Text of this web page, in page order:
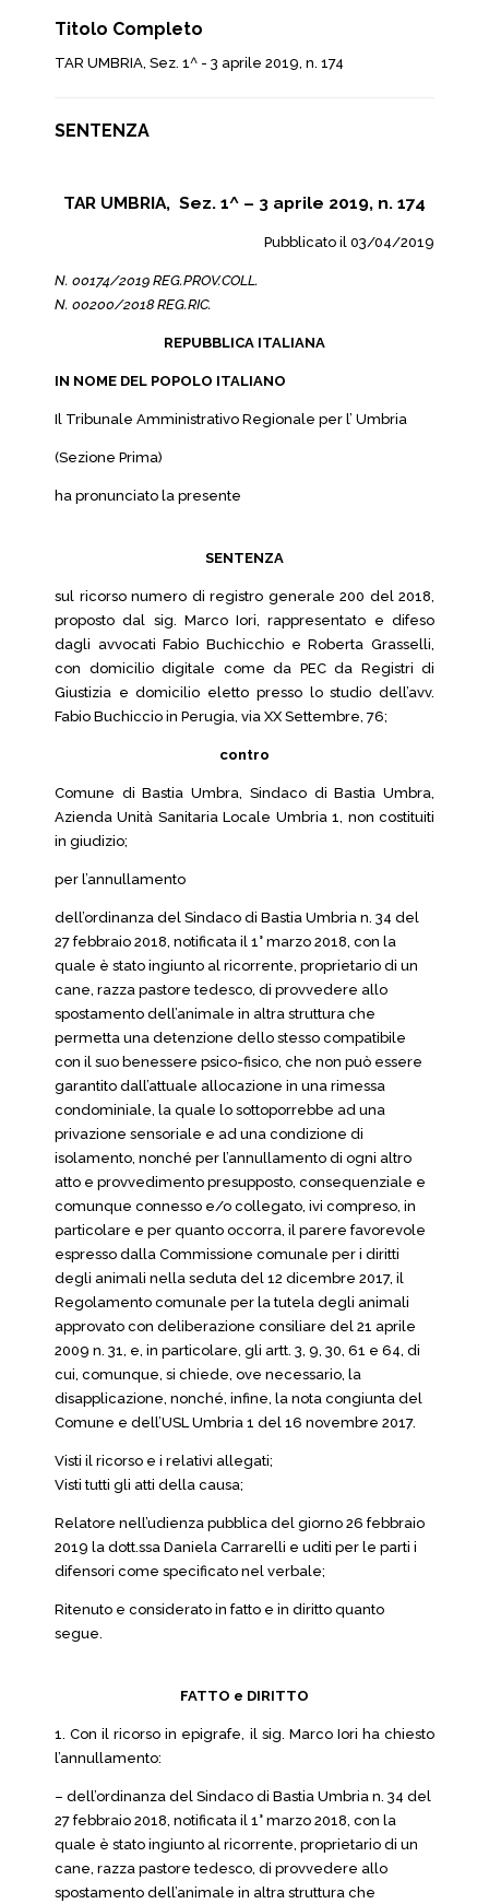
Titolo Completo
TAR UMBRIA, Sez. 1^ - 3 aprile 2019, n. 174
SENTENZA
TAR UMBRIA, Sez. 1^ – 3 aprile 2019, n. 174
Pubblicato il 03/04/2019
N. 00174/2019 REG.PROV.COLL.
N. 00200/2018 REG.RIC.
REPUBBLICA ITALIANA
IN NOME DEL POPOLO ITALIANO
Il Tribunale Amministrativo Regionale per l’ Umbria
(Sezione Prima)
ha pronunciato la presente
SENTENZA
sul ricorso numero di registro generale 200 del 2018,
proposto dal sig. Marco Iori, rappresentato e difeso
dagli avvocati Fabio Buchicchio e Roberta Grasselli,
con domicilio digitale come da PEC da Registri di
Giustizia e domicilio eletto presso lo studio dell’avv.
Fabio Buchiccio in Perugia, via XX Settembre, 76;
contro
Comune di Bastia Umbra, Sindaco di Bastia Umbra,
Azienda Unità Sanitaria Locale Umbria 1, non costituiti
in giudizio;
per l’annullamento
dell’ordinanza del Sindaco di Bastia Umbria n. 34 del
27 febbraio 2018, notificata il 1° marzo 2018, con la
quale è stato ingiunto al ricorrente, proprietario di un
cane, razza pastore tedesco, di provvedere allo
spostamento dell’animale in altra struttura che
permetta una detenzione dello stesso compatibile
con il suo benessere psico-fisico, che non può essere
garantito dall’attuale allocazione in una rimessa
condominiale, la quale lo sottoporrebbe ad una
privazione sensoriale e ad una condizione di
isolamento, nonché per l’annullamento di ogni altro
atto e provvedimento presupposto, consequenziale e
comunque connesso e/o collegato, ivi compreso, in
particolare e per quanto occorra, il parere favorevole
espresso dalla Commissione comunale per i diritti
degli animali nella seduta del 12 dicembre 2017, il
Regolamento comunale per la tutela degli animali
approvato con deliberazione consiliare del 21 aprile
2009 n. 31, e, in particolare, gli artt. 3, 9, 30, 61 e 64, di
cui, comunque, si chiede, ove necessario, la
disapplicazione, nonché, infine, la nota congiunta del
Comune e dell’USL Umbria 1 del 16 novembre 2017.
Visti il ricorso e i relativi allegati;
Visti tutti gli atti della causa;
Relatore nell’udienza pubblica del giorno 26 febbraio
2019 la dott.ssa Daniela Carrarelli e uditi per le parti i
difensori come specificato nel verbale;
Ritenuto e considerato in fatto e in diritto quanto
segue.
FATTO e DIRITTO
1. Con il ricorso in epigrafe, il sig. Marco Iori ha chiesto
l’annullamento:
– dell’ordinanza del Sindaco di Bastia Umbria n. 34 del
27 febbraio 2018, notificata il 1° marzo 2018, con la
quale è stato ingiunto al ricorrente, proprietario di un
cane, razza pastore tedesco, di provvedere allo
spostamento dell’animale in altra struttura che